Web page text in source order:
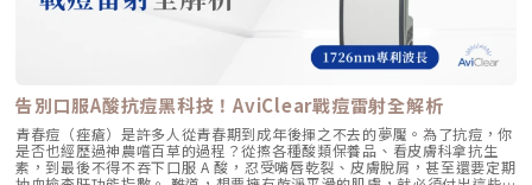
紋、輕微鬆弛，以及肌膚彈性下降、缺乏緊實感的人。 膚質困擾者： 肌膚
乾燥、毛孔粗大、膚色不均或膚質粗糙，希望透過深層保濕來全面提升膚況
的人。 追求自然效果者： 不希望外觀有大幅度改變，只想透過自然、漸進
的方式讓自己看起來更年輕、更有氣色。 對其他療程敏感者： 曾對雷射、
能量儀器等療程反應較大，或希望尋找一種低風險、低修復期的保養方式。
忙碌但仍想維持好氣色的族群非常友善。璞菲洛療程建議與效果說明璞菲洛
建議以三次療程為一完整週期，前兩次治療間隔約30天，第三次則可延長至
4至6個月後進行。必要時，醫師會根據患者肌膚老化程度，評估是否安排加
強治療，以達到最佳效果。大部分患者在首次治療後約2至4週，能感受到肌
膚保濕度提升與質感柔嫩。完整療程結束後，肌膚彈性、細緻度與毛孔緊實
「拉提」還是「緊緻」？很多客人到診間會直接說：「我要打音波。」但我
通常會先進行細緻的觸診與影像觀察，因為「鬆弛」其實分為不同層次。如
果診斷錯誤，治療效果就會大打折扣。我將臉部老化歸納為三種主要型態，
並給予不同的客製化建議：2.1 筋膜鬆弛型（結構下垂）這是最適合美國音
墜。這類問題的根源在於 SMAS 筋膜層失去張力，需要透過美音二代深達
4.5mm 的聚焦能量，從地基進行「拉提」。2.2 表皮鬆弛型（膚質鬆軟）
如果妳覺得臉部皮膚軟爛、毛孔粗大、布滿細紋，這通常是真皮層膠原蛋白
流失。此時我會建議以「無雙電波」或「鳳凰電波」為主，強化表層的「緊
緻」，若能搭配美音二代 1.5mm 或 3.0mm 的探頭進行分層治療，效果會
更全面。2.3 脂肪下移型（贅肉堆積）有些人老化表現是法令紋上方擠出一
告別口服A酸抗痘黑科技！AviClear戰痘雷射全解析
青春痘（痤瘡）是許多人從青春期到成年後揮之不去的夢魘。為了抗痘，你
是否也經歷過神農嚐百草的過程？從擦各種酸類保養品、看皮膚科拿抗生
素，到最後不得不吞下口服 A 酸，忍受嘴唇乾裂、皮膚脫屑，甚至還要定期